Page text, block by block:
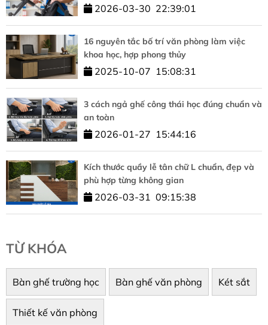
2026-03-30 22:39:01
16 nguyên tắc bố trí văn phòng làm việc
khoa học, hợp phong thủy
2025-10-07 15:08:31
3 cách ngả ghế công thái học đúng chuẩn và
an toàn
2026-01-27 15:44:16
Kích thước quầy lễ tân chữ L chuẩn, đẹp và
phù hợp từng không gian
2026-03-31 09:15:38
TỪ KHÓA
Bàn ghế trường học Bàn ghế văn phòng Két sắt
Thiết kế văn phòng